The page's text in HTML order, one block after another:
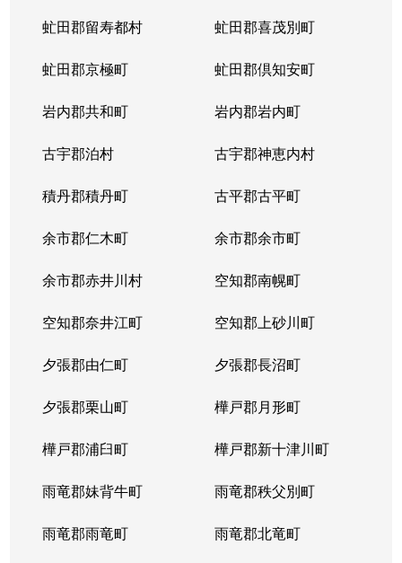
虻田郡留寿都村 虻田郡喜茂別町
虻田郡京極町 虻田郡倶知安町
岩内郡共和町 岩内郡岩内町
古宇郡泊村 古宇郡神恵内村
積丹郡積丹町 古平郡古平町
余市郡仁木町 余市郡余市町
余市郡赤井川村 空知郡南幌町
空知郡奈井江町 空知郡上砂川町
夕張郡由仁町 夕張郡長沼町
夕張郡栗山町 樺戸郡月形町
樺戸郡浦臼町 樺戸郡新十津川町
雨竜郡妹背牛町 雨竜郡秩父別町
雨竜郡雨竜町 雨竜郡北竜町